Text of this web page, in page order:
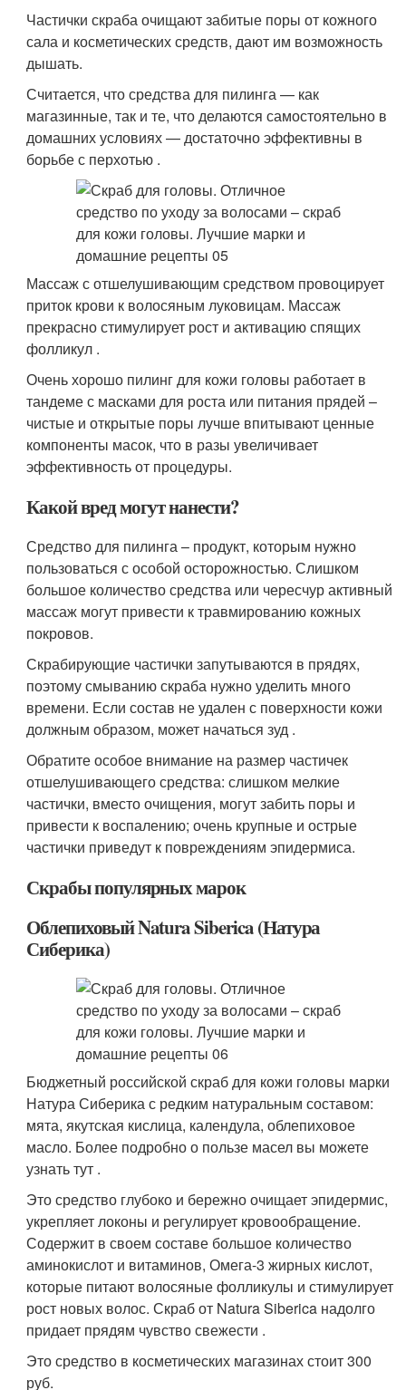
Частички скраба очищают забитые поры от кожного
сала и косметических средств, дают им возможность
дышать.
Считается, что средства для пилинга — как
магазинные, так и те, что делаются самостоятельно в
домашних условиях — достаточно эффективны в
борьбе с перхотью .
Массаж с отшелушивающим средством провоцирует
приток крови к волосяным луковицам. Массаж
прекрасно стимулирует рост и активацию спящих
фолликул .
Очень хорошо пилинг для кожи головы работает в
тандеме с масками для роста или питания прядей –
чистые и открытые поры лучше впитывают ценные
компоненты масок, что в разы увеличивает
эффективность от процедуры.
Какой вред могут нанести?
Средство для пилинга – продукт, которым нужно
пользоваться с особой осторожностью. Слишком
большое количество средства или чересчур активный
массаж могут привести к травмированию кожных
покровов.
Скрабирующие частички запутываются в прядях,
поэтому смыванию скраба нужно уделить много
времени. Если состав не удален с поверхности кожи
должным образом, может начаться зуд .
Обратите особое внимание на размер частичек
отшелушивающего средства: слишком мелкие
частички, вместо очищения, могут забить поры и
привести к воспалению; очень крупные и острые
частички приведут к повреждениям эпидермиса.
Скрабы популярных марок
Облепиховый Natura Siberica (Натура
Сиберика)
Бюджетный российской скраб для кожи головы марки
Натура Сиберика с редким натуральным составом:
мята, якутская кислица, календула, облепиховое
масло. Более подробно о пользе масел вы можете
узнать тут .
Это средство глубоко и бережно очищает эпидермис,
укрепляет локоны и регулирует кровообращение.
Содержит в своем составе большое количество
аминокислот и витаминов, Омега-3 жирных кислот,
которые питают волосяные фолликулы и стимулирует
рост новых волос. Скраб от Natura Siberica надолго
придает прядям чувство свежести .
Это средство в косметических магазинах стоит 300
руб.